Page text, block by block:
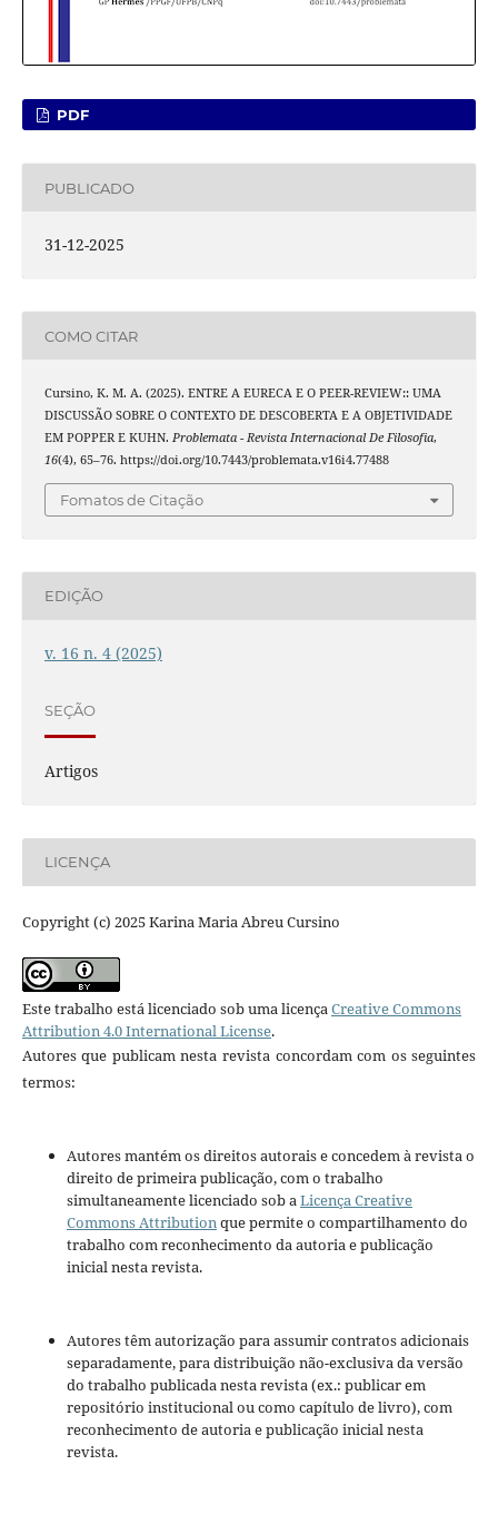
PDF
PUBLICADO
31-12-2025
COMO CITAR
Cursino, K. M. A. (2025). ENTRE A EURECA E O PEER-REVIEW:: UMA
DISCUSSÃO SOBRE O CONTEXTO DE DESCOBERTA E A OBJETIVIDADE
EM POPPER E KUHN. Problemata - Revista Internacional De Filosofia,
16(4), 65–76. https://doi.org/10.7443/problemata.v16i4.77488
Fomatos de Citação
EDIÇÃO
v. 16 n. 4 (2025)
SEÇÃO
Artigos
LICENÇA
Copyright (c) 2025 Karina Maria Abreu Cursino
Este trabalho está licenciado sob uma licençaCreative Commons
Attribution 4.0 International License.
Autores que publicam nesta revista concordam com os seguintes
termos:
Autores mantém os direitos autorais e concedem à revista o
direito de primeira publicação, com o trabalho
simultaneamente licenciado sob aLicença Creative
Commons Attributionque permite o compartilhamento do
trabalho com reconhecimento da autoria e publicação
inicial nesta revista.
Autores têm autorização para assumir contratos adicionais
separadamente, para distribuição não-exclusiva da versão
do trabalho publicada nesta revista (ex.: publicar em
repositório institucional ou como capítulo de livro), com
reconhecimento de autoria e publicação inicial nesta
revista.